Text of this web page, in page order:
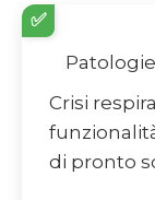
✅
Crisi
di pronto